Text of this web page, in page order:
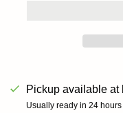
Pickup available at
Usually ready in 24 hours